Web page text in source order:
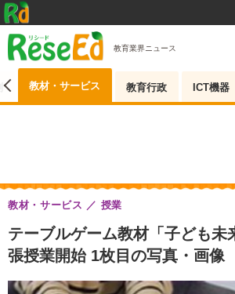
教育業界ニュース
教材・サービス 教育行政 ICT機器
テーブルゲーム教材「子ども未
張授業開始 1枚目の写真・画像
教材・サービス 授業